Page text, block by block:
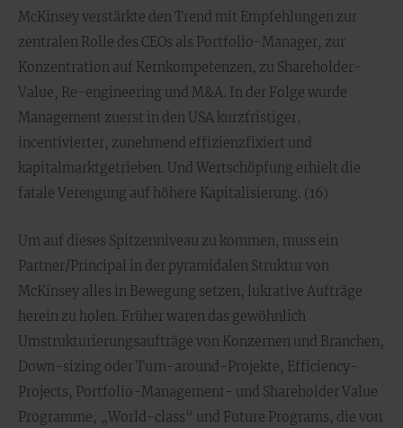
McKinsey verstärkte den Trend mit Empfehlungen zur
zentralen Rolle des CEOs als Portfolio-Manager, zur
Konzentration auf Kernkompetenzen, zu Shareholder-
Value, Re-engineering und M&A. In der Folge wurde
Management zuerst in den USA kurzfristiger,
incentivierter, zunehmend effizienzfixiert und
kapitalmarktgetrieben. Und Wertschöpfung erhielt die
fatale Verengung auf höhere Kapitalisierung. (16)
Um auf dieses Spitzenniveau zu kommen, muss ein
Partner/Principal in der pyramidalen Struktur von
McKinsey alles in Bewegung setzen, lukrative Aufträge
herein zu holen. Früher waren das gewöhnlich
Umstrukturierungsaufträge von Konzernen und Branchen,
Down-sizing oder Turn-around-Projekte, Efficiency-
Projects, Portfolio-Management- und Shareholder Value
Programme, „World-class“ und Future Programs, die von